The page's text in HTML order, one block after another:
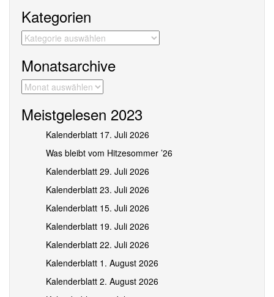
Kategorien
Kategorien
Monatsarchive
Monatsarchive
Meistgelesen 2023
Kalenderblatt 17. Juli 2026
Was bleibt vom Hitzesommer ’26
Kalenderblatt 29. Juli 2026
Kalenderblatt 23. Juli 2026
Kalenderblatt 15. Juli 2026
Kalenderblatt 19. Juli 2026
Kalenderblatt 22. Juli 2026
Kalenderblatt 1. August 2026
Kalenderblatt 2. August 2026